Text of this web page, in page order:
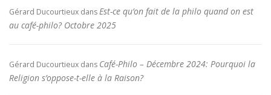
Gérard Ducourtieux dansEst-ce qu’on fait de la philo quand on est
au café-philo? Octobre 2025
Gérard Ducourtieux dans Café-Philo – Décembre 2024: Pourquoi la
Religion s’oppose-t-elle à la Raison?